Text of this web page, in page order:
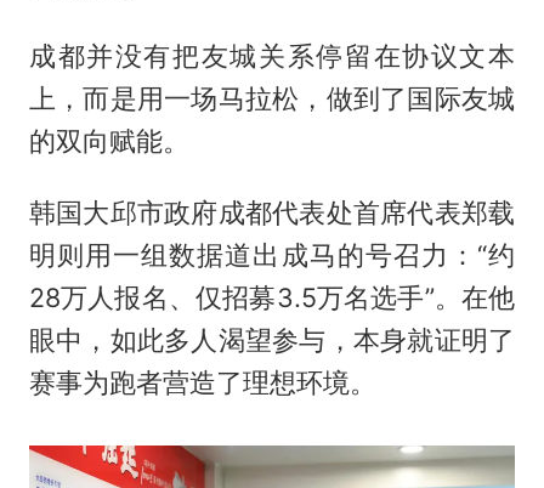
成都并没有把友城关系停留在协议文本
上，而是用一场马拉松，做到了国际友城
的双向赋能。
韩国大邱市政府成都代表处首席代表郑载
明则用一组数据道出成马的号召力：“约
28万人报名、仅招募3.5万名选手”。在他
眼中，如此多人渴望参与，本身就证明了
赛事为跑者营造了理想环境。